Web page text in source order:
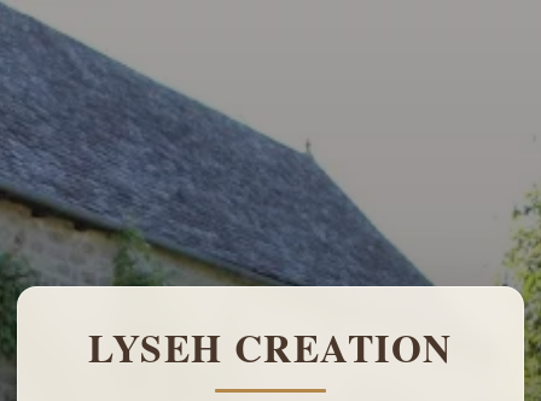
LYSEH CREATION